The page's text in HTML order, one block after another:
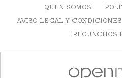
QUEN SOMOS
AVISO LEGAL Y
RECUNCHOS